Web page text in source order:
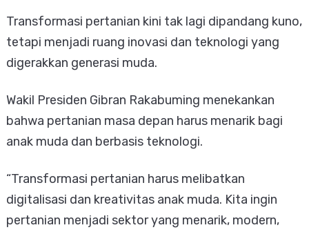
Transformasi pertanian kini tak lagi dipandang kuno,
tetapi menjadi ruang inovasi dan teknologi yang
digerakkan generasi muda.
Wakil Presiden Gibran Rakabuming menekankan
bahwa pertanian masa depan harus menarik bagi
anak muda dan berbasis teknologi.
“Transformasi pertanian harus melibatkan
digitalisasi dan kreativitas anak muda. Kita ingin
pertanian menjadi sektor yang menarik, modern,